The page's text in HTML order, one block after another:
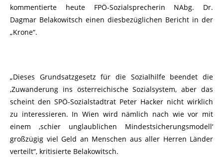
kommentierte heute FPÖ-Sozialsprecherin NAbg. Dr.
Dagmar Belakowitsch einen diesbezüglichen Bericht in der
„Krone“.
„Dieses Grundsatzgesetz für die Sozialhilfe beendet die
‚Zuwanderung ins österreichische Sozialsystem, aber das
scheint den SPÖ-Sozialstadtrat Peter Hacker nicht wirklich
zu interessieren. In Wien wird nämlich nach wie vor mit
einem ‚schier unglaublichen Mindestsicherungsmodell‘
großzügig viel Geld an Menschen aus aller Herren Länder
verteilt“, kritisierte Belakowitsch.